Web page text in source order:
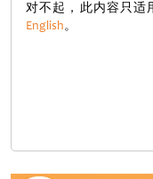
对不起，此内容只适
English。